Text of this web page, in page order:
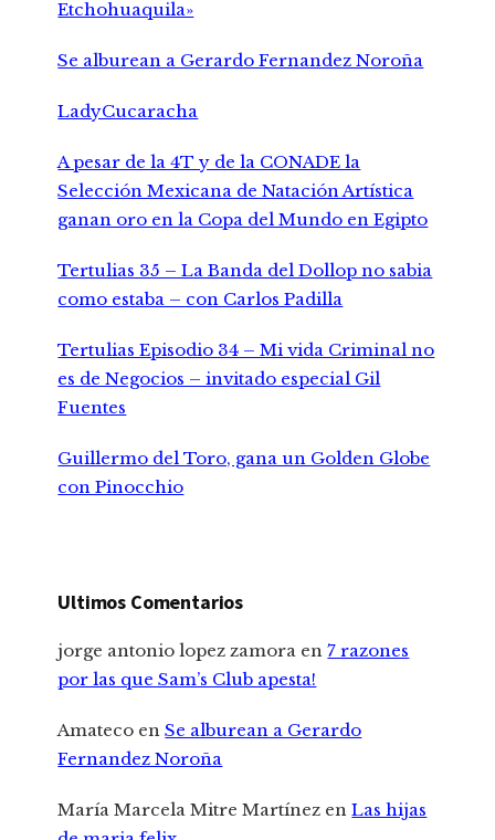
Etchohuaquila»
Se alburean a Gerardo Fernandez Noroña
LadyCucaracha
A pesar de la 4T y de la CONADE la
Selección Mexicana de Natación Artística
ganan oro en la Copa del Mundo en Egipto
Tertulias 35 – La Banda del Dollop no sabia
como estaba – con Carlos Padilla
Tertulias Episodio 34 – Mi vida Criminal no
es de Negocios – invitado especial Gil
Fuentes
Guillermo del Toro, gana un Golden Globe
con Pinocchio
Ultimos Comentarios
jorge antonio lopez zamora en7 razones
por las que Sam’s Club apesta!
Amateco enSe alburean a Gerardo
Fernandez Noroña
María Marcela Mitre Martínez enLas hijas